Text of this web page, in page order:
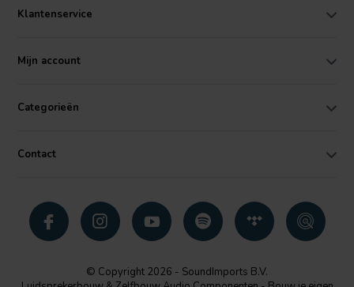
Klantenservice
Mijn account
Categorieën
Contact
© Copyright 2026 - SoundImports B.V.